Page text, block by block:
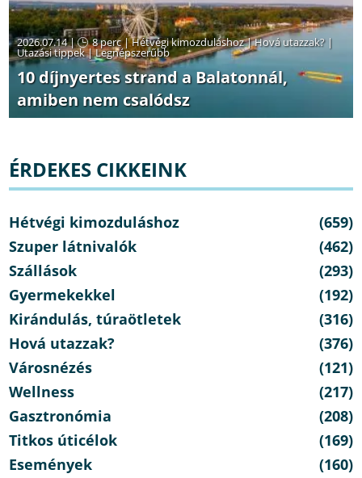
2026.07.14 | 8 perc|Hétvégi kimozduláshoz|Hová utazzak? |
Utazási tippek|Legnépszerűbb
10 díjnyertes strand a Balatonnál,
amiben nem csalódsz
ÉRDEKES CIKKEINK
Hétvégi kimozduláshoz
(659)
Szuper látnivalók
(462)
Szállások
(293)
Gyermekekkel
(192)
Kirándulás, túraötletek
(316)
Hová utazzak?
(376)
Városnézés
(121)
Wellness
(217)
Gasztronómia
(208)
Titkos úticélok
(169)
Események
(160)